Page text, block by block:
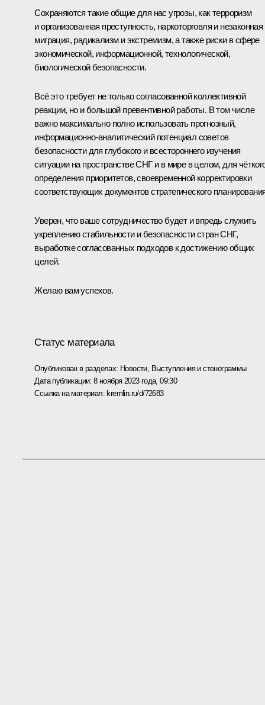
Сохраняются такие общие для нас угрозы, как терроризм
и организованная преступность, наркоторговля и незаконная
миграция, радикализм и экстремизм, а также риски в сфере
экономической, информационной, технологической,
биологической безопасности.
Всё это требует не только согласованной коллективной
реакции, но и большой превентивной работы. В том числе
важно максимально полно использовать прогнозный,
информационно-аналитический потенциал советов
безопасности для глубокого и всестороннего изучения
ситуации на пространстве СНГ и в мире в целом, для
определения приоритетов, своевременной корректировки
соответствующих документов стратегического
Уверен, что ваше сотрудничество будет и впредь служить
укреплению стабильности и безопасности стран СНГ,
выработке согласованных подходов к достижению общих
целей.
Желаю вам успехов.
Статус материала
Опубликован в разделах: Новости, Выступления и стенограммы
Дата публикации:8 ноября 2023 года, 09:30
Ссылка на материал:kremlin.ru/d/72683